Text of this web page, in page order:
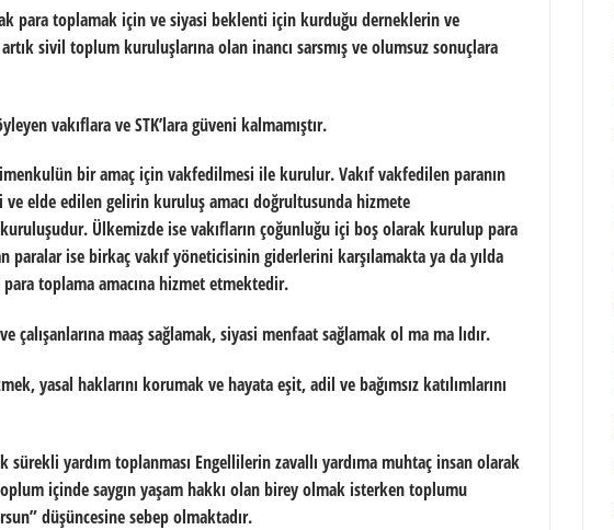
para toplamak için ve siyasi beklenti için kurduğu derneklerin ve
sivil toplum kuruluşlarına olan inancı sarsmış ve olumsuz sonuçlara
vakıflara ve STK’lara güveni kalmamıştır.
bir amaç için vakfedilmesi ile kurulur. Vakıf vakfedilen paranın
elde edilen gelirin kuruluş amacı doğrultusunda hizmete
Ülkemizde ise vakıfların çoğunluğu içi boş olarak kurulup para
paralar ise birkaç vakıf yöneticisinin giderlerini karşılamakta ya da yılda
toplama amacına hizmet etmektedir.
çalışanlarına maaş sağlamak, siyasi menfaat sağlamak ol ma ma lıdır.
yasal haklarını korumak ve hayata eşit, adil ve bağımsız katılımlarını
sürekli yardım toplanması Engellilerin zavallı yardıma muhtaç insan olarak
içinde saygın yaşam hakkı olan birey olmak isterken toplumu
düşüncesine sebep olmaktadır.